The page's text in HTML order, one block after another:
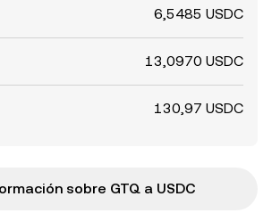
6,5485 USDC
13,0970 USDC
130,97 USDC
sobre GTQ a USDC